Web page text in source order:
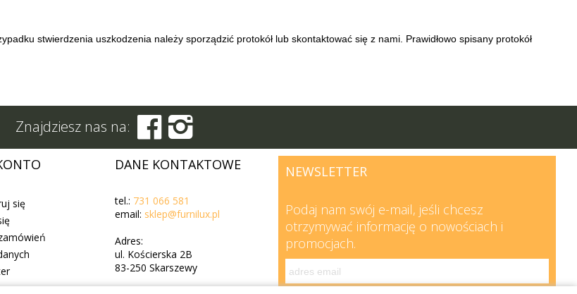
stwierdzenia uszkodzenia należy sporządzić protokół lub skontaktować się z nami. Prawidłowo spisany protokół
Znajdziesz nas na:  
się
DANE KONTAKTOWE
tel.: 731 066 581
email: sklep@furnilux.pl
Adres:
ul. Kościerska 2B
83-250 Skarszewy
NEWSLETTER
Podaj nam swój e-mail, jeśli chcesz
otrzymywać informację o nowościach i
promocjach.